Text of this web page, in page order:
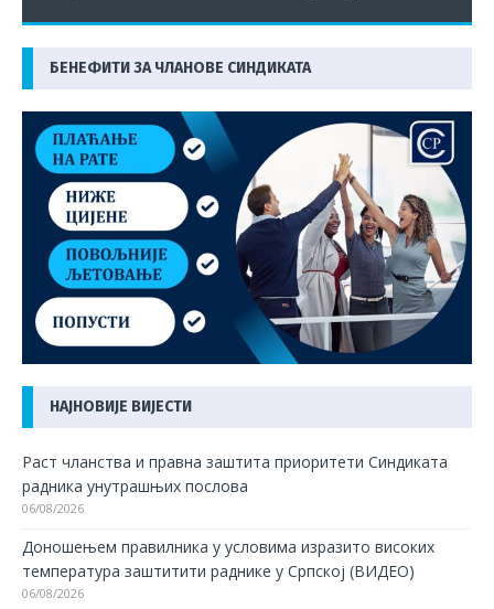
БЕНЕФИТИ ЗА ЧЛАНОВЕ СИНДИКАТА
НАЈНОВИЈЕ ВИЈЕСТИ
Раст чланства и правна заштита приоритети Синдиката
радника унутрашњих послова
06/08/2026
Доношењем правилника у условима изразито високих
температура заштитити раднике у Српској (ВИДЕО)
06/08/2026